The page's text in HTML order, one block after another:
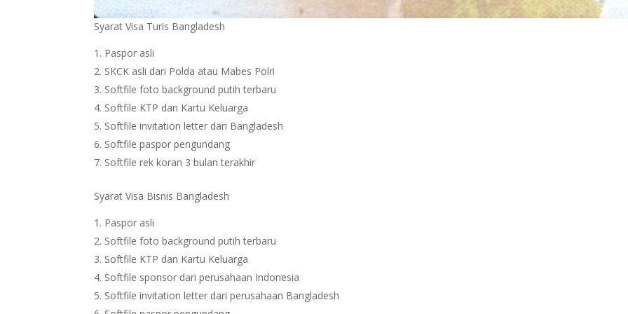
Syarat Visa Turis Bangladesh
Paspor asli
SKCK asli dari Polda atau Mabes Polri
Softfile foto background putih terbaru
Softfile KTP dan Kartu Keluarga
Softfile invitation letter dari Bangladesh
Softfile paspor pengundang
Softfile rek koran 3 bulan terakhir
Syarat Visa Bisnis Bangladesh
Paspor asli
Softfile foto background putih terbaru
Softfile KTP dan Kartu Keluarga
Softfile sponsor dari perusahaan Indonesia
Softfile invitation letter dari perusahaan Bangladesh